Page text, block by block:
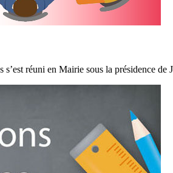
réuni en Mairie sous la présidence